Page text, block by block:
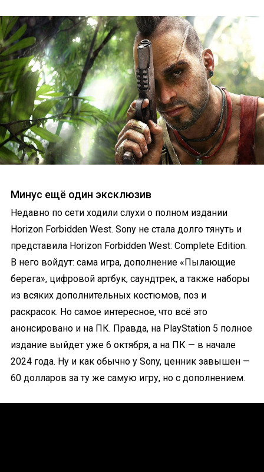
Минус ещё один эксклюзив
Недавно по сети ходили слухи о полном издании
Horizon Forbidden West. Sony не стала долго тянуть и
представила Horizon Forbidden West: Complete Edition.
В него войдут: сама игра, дополнение «Пылающие
берега», цифровой артбук, саундтрек, а также наборы
из всяких дополнительных костюмов, поз и
раскрасок. Но самое интересное, что всё это
анонсировано и на ПК. Правда, на PlayStation 5 полное
издание выйдет уже 6 октября, а на ПК — в начале
2024 года. Ну и как обычно у Sony, ценник завышен —
60 долларов за ту же самую игру, но с дополнением.